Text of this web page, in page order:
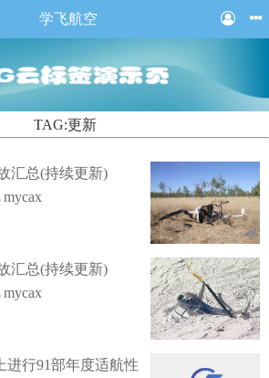
学飞航空
TAG:更新
汇总(持续更新)
mycax
汇总(持续更新)
mycax
进行91部年度适航性